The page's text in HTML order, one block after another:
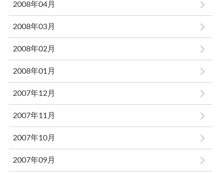
2008年04月
2008年03月
2008年02月
2008年01月
2007年12月
2007年11月
2007年10月
2007年09月